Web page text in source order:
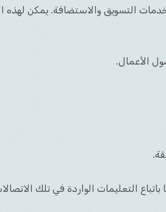
التسويق والاستضافة. يمكن لهذه
الأعمال.
التعليمات الواردة في تلك